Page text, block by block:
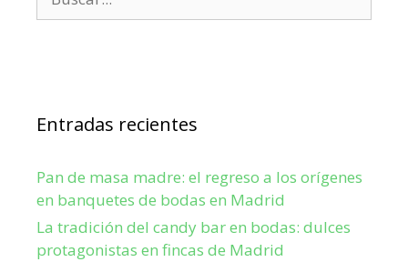
Entradas recientes
Pan de masa madre: el regreso a los orígenes
en banquetes de bodas en Madrid
La tradición del candy bar en bodas: dulces
protagonistas en fincas de Madrid